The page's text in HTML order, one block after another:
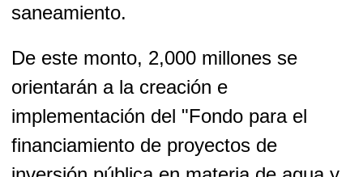
saneamiento.
De este monto, 2,000 millones se
orientarán a la creación e
implementación del "Fondo para el
financiamiento de proyectos de